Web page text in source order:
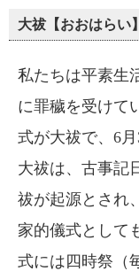
大祓【おおはらい】
私たちは平素生
に罪穢を受けて
式が大祓で、6月
大祓は、古事記
祓が起源とされ
家的儀式として
式には四時祭（